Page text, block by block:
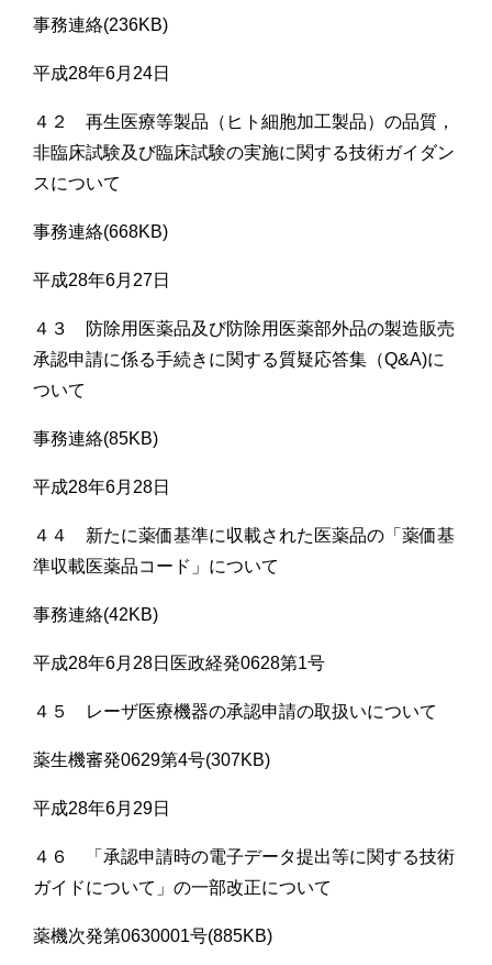
事務連絡(236KB)
平成28年6月24日
４２ 再生医療等製品（ヒト細胞加工製品）の品質，
非臨床試験及び臨床試験の実施に関する技術ガイダン
スについて
事務連絡(668KB)
平成28年6月27日
４３ 防除用医薬品及び防除用医薬部外品の製造販売
承認申請に係る手続きに関する質疑応答集（Q&A)に
ついて
事務連絡(85KB)
平成28年6月28日
４４ 新たに薬価基準に収載された医薬品の「薬価基
準収載医薬品コード」について
事務連絡(42KB)
平成28年6月28日医政経発0628第1号
４５ レーザ医療機器の承認申請の取扱いについて
薬生機審発0629第4号(307KB)
平成28年6月29日
４６ 「承認申請時の電子データ提出等に関する技術
ガイドについて」の一部改正について
薬機次発第0630001号(885KB)